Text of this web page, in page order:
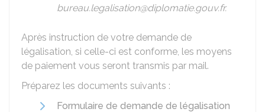
bureau.legalisation@diplomatie.gouv.fr.
Après instruction de votre demande de
légalisation, si celle-ci est conforme, les moyens
de paiement vous seront transmis par mail.
Préparez les documents suivants :
Formulaire de demande de légalisation